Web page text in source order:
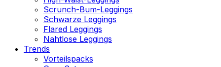
Scrunch-Bum-Leggings
Schwarze Leggings
Flared Leggings
Nahtlose Leggings
Trends
Vorteilspacks